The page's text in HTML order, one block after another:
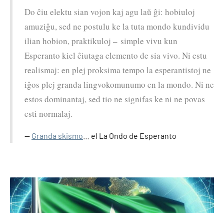
Do ĉiu elektu sian vojon kaj agu laŭ ĝi: hobiuloj
amuziĝu, sed ne postulu ke la tuta mondo kundividu
ilian hobion, praktikuloj – simple vivu kun
Esperanto kiel ĉiutaga elemento de sia vivo. Ni estu
realismaj: en plej proksima tempo la esperantistoj ne
iĝos plej granda lingvokomunumo en la mondo. Ni ne
estos dominantaj, sed tio ne signifas ke ni ne povas
esti normalaj.
Granda skismo … el La Ondo de Esperanto